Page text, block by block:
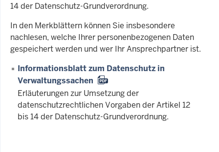
14 der Datenschutz-Grundverordnung.
In den Merkblättern können Sie insbesondere
nachlesen, welche Ihrer personenbezogenen Daten
gespeichert werden und wer Ihr Ansprechpartner ist.
Informationsblatt zum Datenschutz in
Verwaltungssachen
Erläuterungen zur Umsetzung der
datenschutzrechtlichen Vorgaben der Artikel 12
bis 14 der Datenschutz-Grundverordnung.